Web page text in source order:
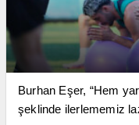
Burhan Eşer, “Hem
şeklinde ilerlememiz